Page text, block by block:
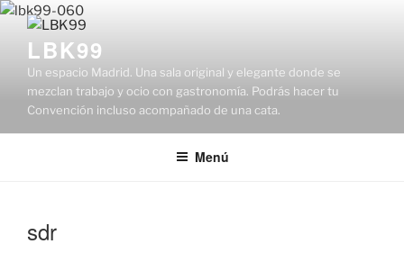
Saltar
contenidoLBK99
Un espacio Madrid. Una sala original y elegante donde se
mezclan trabajo y ocio con gastronomía. Podrás hacer tu
Convención incluso acompañado de una cata.
Menú
sdr